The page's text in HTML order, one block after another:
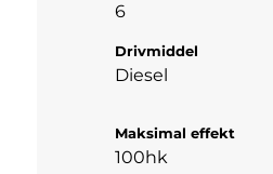
6
Drivmiddel
Diesel
Maksimal effekt
100hk